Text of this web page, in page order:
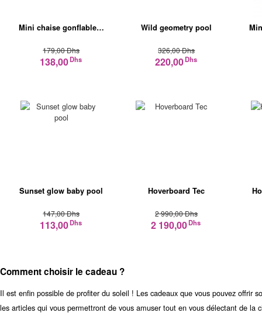
Mini chaise gonflable…
179,00 Dhs
138,00Dhs
Wild geometry pool
326,00 Dhs
220,00Dhs
Sunset glow baby pool
147,00 Dhs
113,00Dhs
Hoverboard Tec
2 990,00 Dhs
2 190,00Dhs
Comment choisir le cadeau ?
Il est enfin possible de profiter du soleil ! Les cadeaux que vous pouvez offrir
les articles qui vous permettront de vous amuser tout en vous délectant de la